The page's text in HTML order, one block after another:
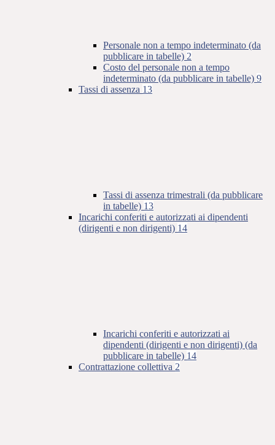
Personale non a tempo indeterminato (da
pubblicare in tabelle) 2
Costo del personale non a tempo
indeterminato (da pubblicare in tabelle) 9
Tassi di assenza 13
Tassi di assenza trimestrali (da pubblicare
in tabelle) 13
Incarichi conferiti e autorizzati ai dipendenti
(dirigenti e non dirigenti) 14
Incarichi conferiti e autorizzati ai
dipendenti (dirigenti e non dirigenti) (da
pubblicare in tabelle) 14
Contrattazione collettiva 2